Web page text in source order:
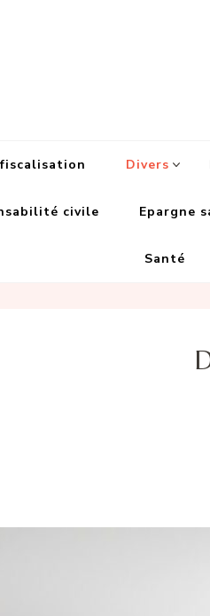
Divers
civile Epargne
Santé